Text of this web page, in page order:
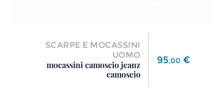
SCARPE E MOCASSINI
UOMO
mocassini camoscio jeanz
camoscio
Prezzo
95,00 €